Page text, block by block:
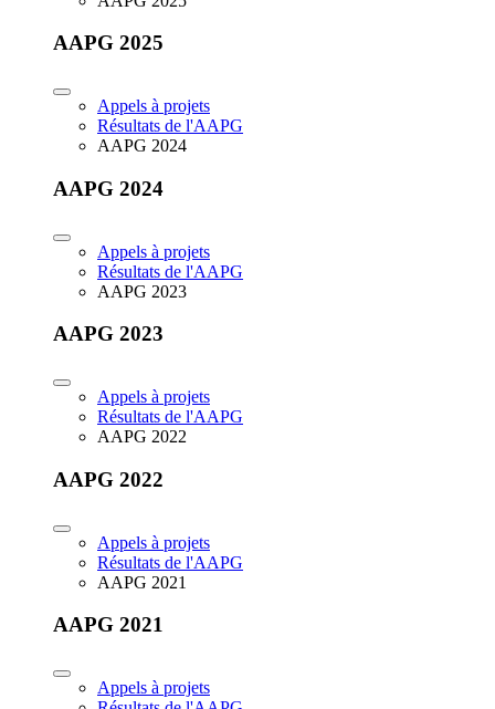
AAPG 2025
Appels à projets
Résultats de l'AAPG
AAPG 2024
AAPG 2024
Appels à projets
Résultats de l'AAPG
AAPG 2023
AAPG 2023
Appels à projets
Résultats de l'AAPG
AAPG 2022
AAPG 2022
Appels à projets
Résultats de l'AAPG
AAPG 2021
AAPG 2021
Appels à projets